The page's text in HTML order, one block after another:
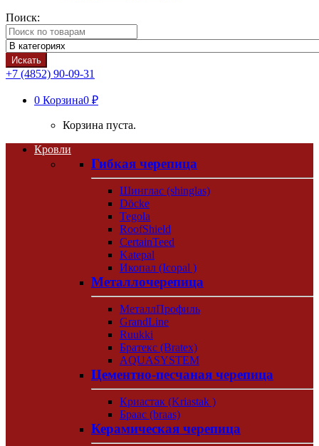
Поиск:
Искать
+7 (4852) 90-09-31
0 Корзина0 ₽
Корзина пуста.
Кровли
Гибкая черепица
Шинглас (shinglas)
Döcke
Tegola
RoofShield
CertainTeed
Katepal
Икопал (Icopal )
Металлочерепица
МеталлПрофиль
GrandLine
Ruukki
Братекс (Bratex)
AQUASYSTEM
Цементно-песчаная черепица
Криастак (Kriastak )
Браас (braas)
Керамическая черепица